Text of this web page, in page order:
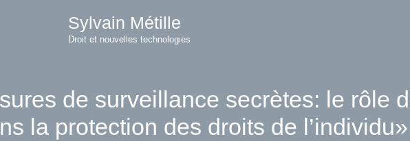
Sylvain Métille
Droit et nouvelles technologies
de surveillance secrètes: le rôle
la protection des droits de l’individu»